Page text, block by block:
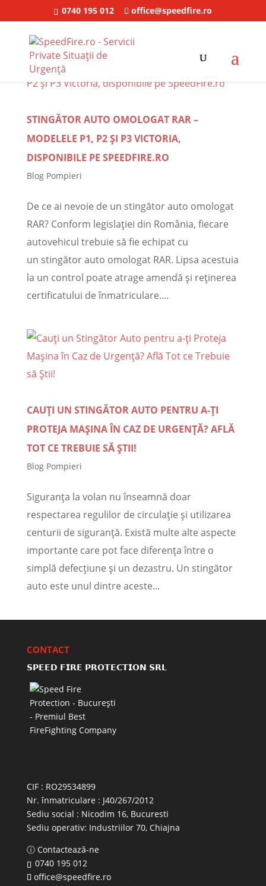
0740 195 012 office@speedfire.ro
STINGĂTOR AUTO OMOLOGAT RAR –
MODELELE P1, P2 ȘI P3 VICTORIA,
DISPONIBILE PE SPEEDFIRE.RO
Blog Pompieri
De ce ai nevoie de un stingător auto omologat
RAR? Conform legislației din România, fiecare
autovehicul trebuie să fie echipat cu
un stingător auto omologat RAR. Lipsa acestuia
la un control poate atrage amendă și reținerea
certificatului de înmatriculare....
CAUȚI UN STINGĂTOR AUTO PENTRU A-ȚI
PROTEJA MAȘINA ÎN CAZ DE URGENȚĂ? AFLĂ
TOT CE TREBUIE SĂ ȘTII!
Blog Pompieri
Siguranța la volan nu înseamnă doar
respectarea regulilor de circulație și utilizarea
centurii de siguranță. Există multe alte aspecte
importante care pot face diferența între o
simplă defecțiune și un dezastru. Un stingător
auto este unul dintre aceste...
CONTACT
𝗦𝗣𝗘𝗘𝗗 𝗙𝗜𝗥𝗘 𝗣𝗥𝗢𝗧𝗘𝗖𝗧𝗜𝗢𝗡 𝗦𝗥𝗟
CIF : RO29534899
Nr. înmatriculare : J40/267/2012
Sediu social : Nicodim 16, Bucuresti
Sediu operativ: Industriilor 70, Chiajna
ⓘ Contactează-ne
0740 195 012
office@speedfire.ro